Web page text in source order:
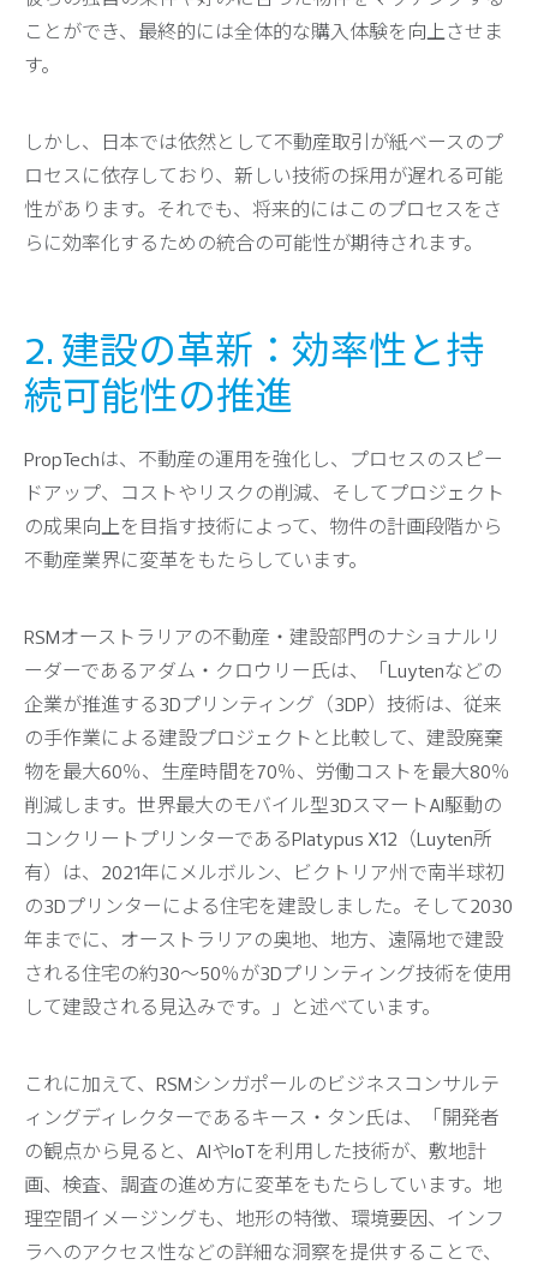
ことができ、最終的には全体的な購入体験を向上させま
す。
しかし、日本では依然として不動産取引が紙ベースのプ
ロセスに依存しており、新しい技術の採用が遅れる可能
性があります。それでも、将来的にはこのプロセスをさ
らに効率化するための統合の可能性が期待されます。
2. 建設の革新：効率性と持
続可能性の推進
PropTechは、不動産の運用を強化し、プロセスのスピー
ドアップ、コストやリスクの削減、そしてプロジェクト
の成果向上を目指す技術によって、物件の計画段階から
不動産業界に変革をもたらしています。
RSMオーストラリアの不動産・建設部門のナショナルリ
ーダーであるアダム・クロウリー氏は、「Luytenなどの
企業が推進する3Dプリンティング（3DP）技術は、従来
の手作業による建設プロジェクトと比較して、建設廃棄
物を最大60％、生産時間を70％、労働コストを最大80％
削減します。世界最大のモバイル型3DスマートAI駆動の
コンクリートプリンターであるPlatypus X12（Luyten所
有）は、2021年にメルボルン、ビクトリア州で南半球初
の3Dプリンターによる住宅を建設しました。そして2030
年までに、オーストラリアの奥地、地方、遠隔地で建設
される住宅の約30～50％が3Dプリンティング技術を使用
して建設される見込みです。」と述べています。
これに加えて、RSMシンガポールのビジネスコンサルテ
ィングディレクターであるキース・タン氏は、「開発者
の観点から見ると、AIやIoTを利用した技術が、敷地計
画、検査、調査の進め方に変革をもたらしています。地
理空間イメージングも、地形の特徴、環境要因、インフ
ラへのアクセス性などの詳細な洞察を提供することで、